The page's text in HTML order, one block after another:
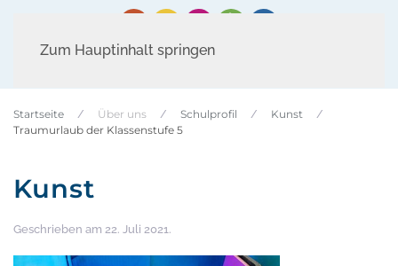
Zum Hauptinhalt springen
Startseite Über uns Schulprofil
Kunst
Traumurlaub der Klassenstufe 5
Kunst
Geschrieben am 22. Juli 2021.